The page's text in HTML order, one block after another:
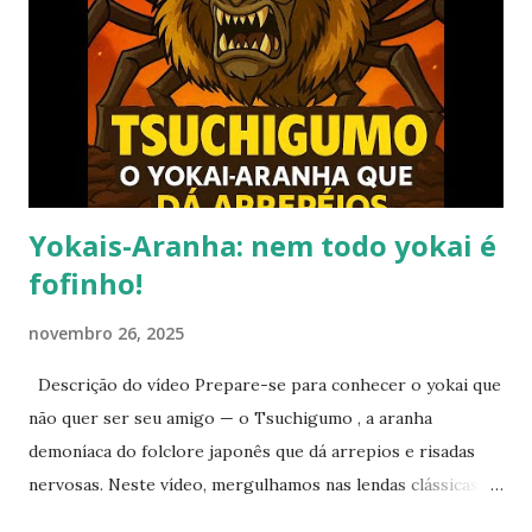
dar uma pausa no blog. Não posso garantir quando — ou se
— retornarei. Neste momento, minha prioridade precisa
ser cuidar da minha saúde e buscar qualidade de vida dentro
das limitações que enfrento. Quero agradecer
imensamente a cada um de vocês que esteve comigo, que
leu, comentou, compartilho...
Yokais-Aranha: nem todo yokai é
fofinho!
novembro 26, 2025
Descrição do vídeo Prepare-se para conhecer o yokai que
não quer ser seu amigo — o Tsuchigumo , a aranha
demoníaca do folclore japonês que dá arrepios e risadas
nervosas. Neste vídeo, mergulhamos nas lendas clássicas do